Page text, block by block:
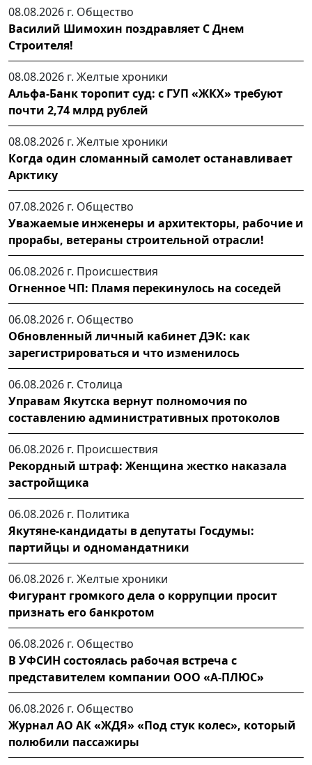
08.08.2026 г. Общество
Василий Шимохин поздравляет С Днем
Строителя!
08.08.2026 г. Желтые хроники
Альфа-Банк торопит суд: с ГУП «ЖКХ» требуют
почти 2,74 млрд рублей
08.08.2026 г. Желтые хроники
Когда один сломанный самолет останавливает
Арктику
07.08.2026 г. Общество
Уважаемые инженеры и архитекторы, рабочие и
прорабы, ветераны строительной отрасли!
06.08.2026 г. Происшествия
Огненное ЧП: Пламя перекинулось на соседей
06.08.2026 г. Общество
Обновленный личный кабинет ДЭК: как
зарегистрироваться и что изменилось
06.08.2026 г. Столица
Управам Якутска вернут полномочия по
составлению административных протоколов
06.08.2026 г. Происшествия
Рекордный штраф: Женщина жестко наказала
застройщика
06.08.2026 г. Политика
Якутяне-кандидаты в депутаты Госдумы:
партийцы и одномандатники
06.08.2026 г. Желтые хроники
Фигурант громкого дела о коррупции просит
признать его банкротом
06.08.2026 г. Общество
В УФСИН состоялась рабочая встреча с
представителем компании ООО «А-ПЛЮС»
06.08.2026 г. Общество
Журнал АО АК «ЖДЯ» «Под стук колес», который
полюбили пассажиры